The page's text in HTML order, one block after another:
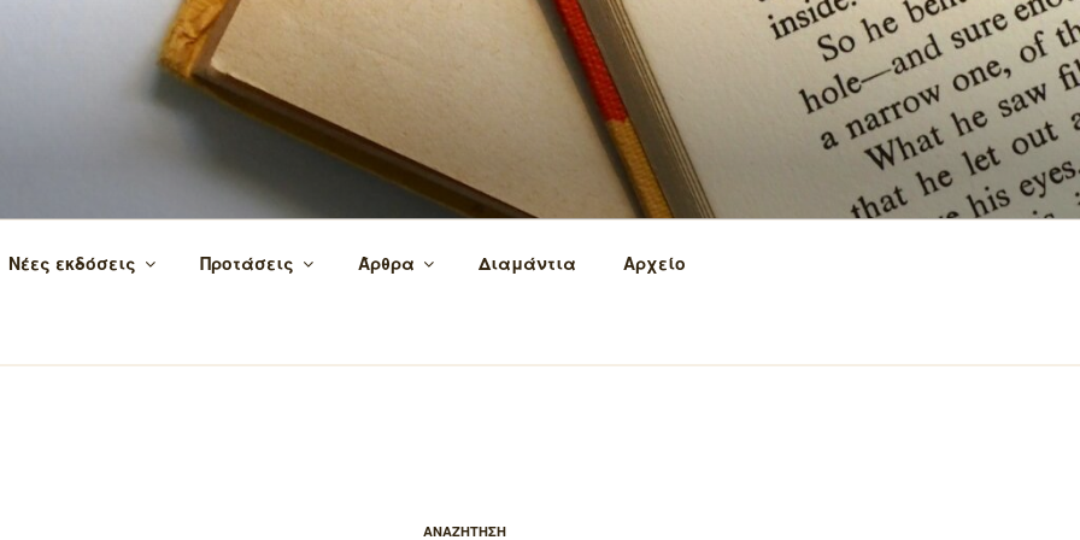
τα βιβλία και τη γνώση!
Νέες εκδόσεις Προτάσεις Άρθρα Διαμάντια Αρχείο
ΑΝΑΖΗΤΗΣΗ